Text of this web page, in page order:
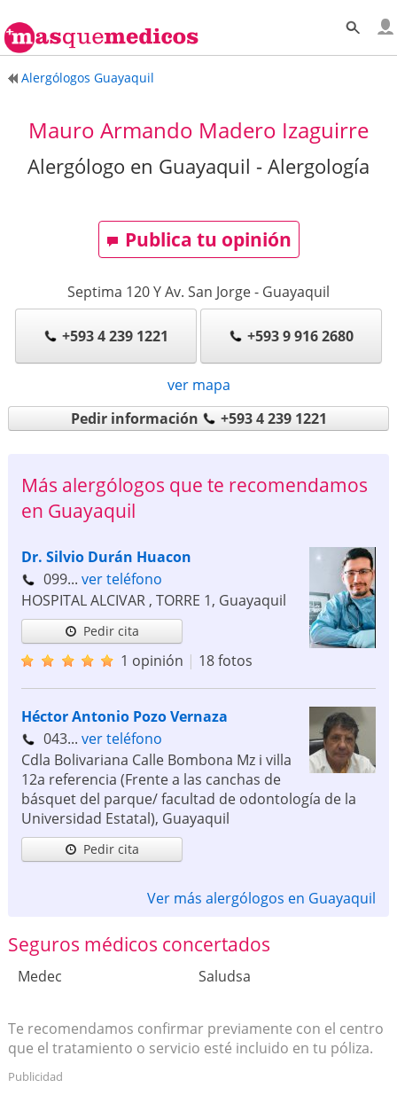
Alergólogos Guayaquil
Mauro Armando Madero Izaguirre
Alergólogo en Guayaquil - Alergología
Publica tu opinión
Septima 120 Y Av. San Jorge- Guayaquil
+593 4 239 1221 +593 9 916 2680
ver mapa
Pedir información
+593 4 239 1221
Más alergólogos que te recomendamos
en Guayaquil
Dr. Silvio Durán Huacon
099... ver teléfono
HOSPITAL ALCIVAR , TORRE 1, Guayaquil
Pedir cita
1 opinión | 18 fotos
Héctor Antonio Pozo Vernaza
043... ver teléfono
Cdla Bolivariana Calle Bombona Mz i villa
12a referencia (Frente a las canchas de
básquet del parque/ facultad de odontología de la
Universidad Estatal), Guayaquil
Pedir cita
Ver más alergólogos en Guayaquil
Seguros médicos concertados
Medec Saludsa
Te recomendamos confirmar previamente con el centro
que el tratamiento o servicio esté incluido en tu póliza.
Publicidad